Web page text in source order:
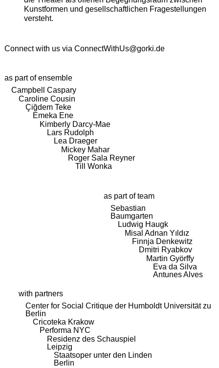
Kunstformen und gesellschaftlichen Fragestellungen
versteht.
Connect with us via ConnectWithUs@gorki.de
as part of ensemble
Campbell Caspary
Caroline Cousin
Çiğdem Teke
Emeka Ene
Kimberly Darcy-Mae
Lars Rudolph
Lea Draeger
Mickey Mahar
Roger Sala Reyner
Till Wonka
as part of team
Sebastian
Baumgarten
Ludwig Haugk
Misal Adnan Yıldız
Finnja Denkewitz
Dmitri Ryabkov
Martin Györffy
Eva da Silva
Antunes Alves
with partners
Center for Social Critique der Humboldt Universität zu
Berlin
Cricoteka Krakow
Performa NYC
Residenz des Schauspiel
Leipzig
Staatsoper unter den Linden
Berlin